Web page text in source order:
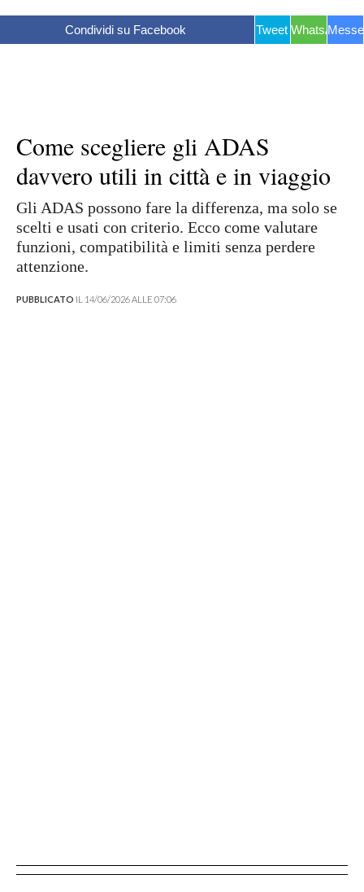
Condividi su Facebook Tweet WhatsApp
Come scegliere gli ADAS
davvero utili in città e in viaggio
Gli ADAS possono fare la differenza, ma solo se
scelti e usati con criterio. Ecco come valutare
funzioni, compatibilità e limiti senza perdere
attenzione.
PUBBLICATO IL 14/06/2026 ALLE 07:06